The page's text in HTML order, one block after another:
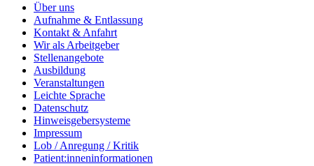
Über uns
Aufnahme & Entlassung
Kontakt & Anfahrt
Wir als Arbeitgeber
Stellenangebote
Ausbildung
Veranstaltungen
Leichte Sprache
Datenschutz
Hinweisgebersysteme
Impressum
Lob / Anregung / Kritik
Patient:inneninformationen